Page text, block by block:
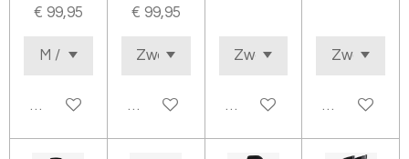
€ 99,95
In winkelwagen
€ 99,95
In winkelwagenIn winkelwagenIn